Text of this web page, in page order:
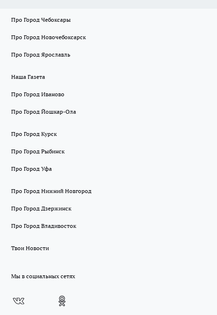
Про Город Чебоксары
Про Город Новочебоксарск
Про Город Ярославль
Наша Газета
Про Город Иваново
Про Город Йошкар-Ола
Про Город Курск
Про Город Рыбинск
Про Город Уфа
Про Город Нижний Новгород
Про Город Дзержинск
Про Город Владивосток
Твои Новости
Мы в социальных сетях